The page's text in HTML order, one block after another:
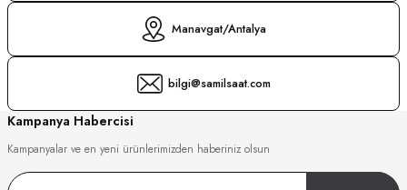
Manavgat/Antalya
bilgi@samilsaat.com
Kampanya Habercisi
Kampanyalar ve en yeni ürünlerimizden haberiniz olsun